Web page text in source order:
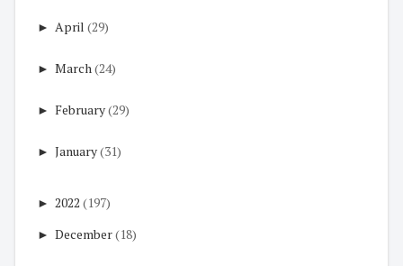
► April (29)
► March(24)
► February(29)
► January(31)
► 2022 (197)
► December(18)